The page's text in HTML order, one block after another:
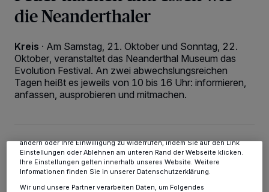
die Neanderthaler
Kreis · Am Samstag, 21. Oktober und Sonntag, 22.
Oktober, veranstaltet das Neanderthal Museum das
Evolution Festival. An zwei abwechslungsreichen
Tagen heißt es jeweils von 10 bis 16 Uhr: informieren,
anfassen, ausprobieren und mitmachen.
20.10.2023 , 11:48 Uhr 2 Minuten Lesezeit
Wir und unsere 218
-Partner speichern und greifen auf
personenbezogene Daten wie Browserdaten oder eindeutige
Kennungen auf Ihrem Gerät zu. Durch Auswahl von OK aktivieren Sie
Tracking-Technologien für die unter „Wir und unsere Partner
ändern oder Ihre Einwilligung zu widerrufen, indem Sie auf den Link
Einstellungen oder Ablehnen am unteren Rand der Webseite klicken.
Ihre Einstellungen gelten innerhalb unseres Website. Weitere
Informationen finden Sie in unserer Datenschutzerklärung.
Wir und unsere Partner verarbeiten Daten, um Folgendes